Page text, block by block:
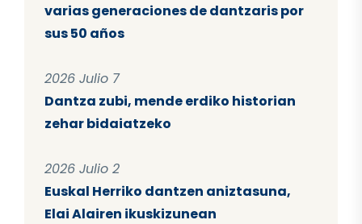
varias generaciones de dantzaris por
sus 50 años
2026 Julio 7
Dantza zubi, mende erdiko historian
zehar bidaiatzeko
2026 Julio 2
Euskal Herriko dantzen aniztasuna,
Elai Alairen ikuskizunean